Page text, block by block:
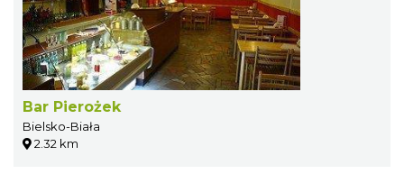
Bar Pierożek
Bielsko-Biała
2.32 km